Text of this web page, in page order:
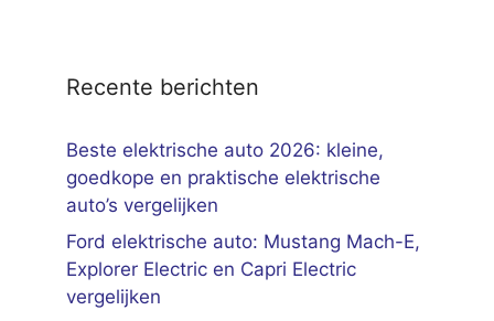
Recente berichten
Beste elektrische auto 2026: kleine,
goedkope en praktische elektrische
auto’s vergelijken
Ford elektrische auto: Mustang Mach-E,
Explorer Electric en Capri Electric
vergelijken